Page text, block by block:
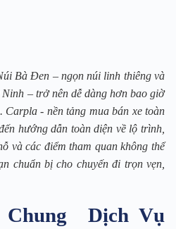
Bà Đen – ngọn núi linh thiêng và
– trở nên dễ dàng hơn bao giờ
Carpla - nền tảng mua bán xe toàn
hướng dẫn toàn diện về lộ trình,
và các điểm tham quan không thể
chuẩn bị cho chuyến đi trọn vẹn,
Chung Dịch Vụ